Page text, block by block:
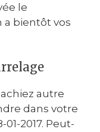
le
a bientôt vos
autre
dans votre
2017. Peut-